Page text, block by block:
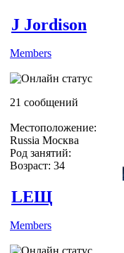
J Jordison
Members
21 сообщений
Местоположение:
Russia Москва
Род занятий:
Возраст: 34
LEЩ
Members